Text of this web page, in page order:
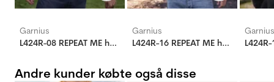
Garnius
L424R-08 REPEAT ME herre
Garnius
L424R-16 REPEAT ME herre
Garnius
Andre kunder købte også disse